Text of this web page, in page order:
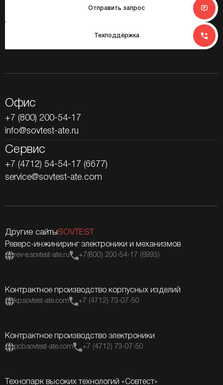
Отправить запрос
Техподдержка
Офис
+7 (800) 200-54-17
info@sovtest-ate.ru
Сервис
+7 (4712) 54-54-17 (6677)
service@sovtest-ate.com
Другие сайтыSOVTEST
Реверс-инжиниринг электроники и механизмов
rev-e.sovtest-ate.ru +7(800) 200-54-17 (6993)
Контрактное производство корпусных изделий
kp.sovtest-ate.com +7 (4712) 73-07-50
Контрактное производство электроники
pcb.sovtest-ate.com +7 (4712) 73-07-50
Технопарк высоких технологий «Совтест»